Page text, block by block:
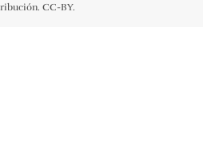
CC-BY.